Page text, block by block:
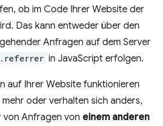
ob im Code Ihrer Website der
Das kann entweder über den
Anfragen auf dem Server
in JavaScript erfolgen.
auf Ihrer Website funktionieren
oder verhalten sich anders,
von Anfragen von einem anderen